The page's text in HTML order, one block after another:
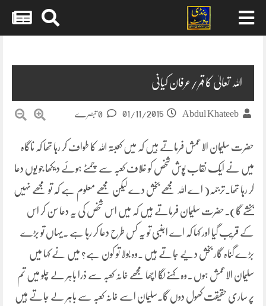
اللہ تعالیٰ کا قہر/عرفان کیانی
Abdul Khateeb
01/11/2015
حضرت سلیمان الاعمش فرماتے ہیں کہ میں کعبتہ اللہ کا طواف کر رہا تھا کہ ناگاہ
میں نے ایک نقاب پوش شخص کو غلاف کعبہ سے چمٹے ہوئے دیکھا جو یوں دعا
کر رہا تھا۔ترجمہ( اے اللہ مجھے بخش دے لیکن مجھے معلوم ہے کہ تو مجھے نہیں
بخشے گا)۔حضرت سلیمان فرماتے ہیں کہ میں اس شخص کی یہ دعا سن کر اس
کے قریب گیا اور کہا کہ اے اجنبی تو یہ کس طرح دعا کر رہا ہے ۔یہاں تو بڑے
بڑے گناہ گار بخش دیے جاتے ہیں ۔وہ بولا تو کون ہے؟ میں نے کہا میں
سلیمان الاعمش ہوں ۔وہ کہنے لگا اچھا مجھے خانہ کعبہ سے ذرا باہر لے چلو میں تم
پر ساری حقیقت کھول دوں گا۔سلیمان اسے خانہ کعبہ سے باہر لے جاتے ہیں